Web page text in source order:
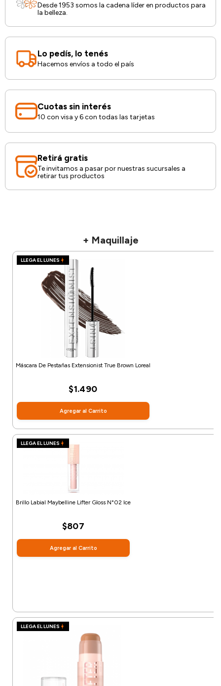
Desde 1953 somos la cadena líder en productos para
la belleza.
Lo pedís, lo tenés
Hacemos envíos a todo el país
Cuotas sin interés
10 con visa y 6 con todas las tarjetas
Retirá gratis
Te invitamos a pasar por nuestras sucursales a
retirar tus productos
+ Maquillaje
LLEGA EL LUNES
Máscara De Pestañas Extensionist True Brown Loreal
$1.490
Agregar al Carrito
LLEGA EL LUNES
Brillo Labial Maybelline Lifter Gloss N°02 Ice
$807
Agregar al Carrito
LLEGA EL LUNES